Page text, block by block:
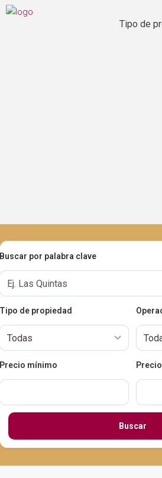
Tipo de
Buscar por palabra clave
Tipo de propiedad
Precio mínimo
Buscar